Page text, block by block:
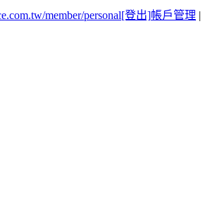
member/personal[登出]帳戶管理 |